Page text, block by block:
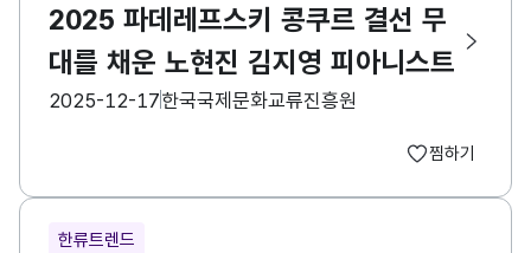
2025 파데레프스키 콩쿠르 결선 무
대를 채운 노현진 김지영 피아니스트
등록일
2025-12-17수집기관한국국제문화교류진흥원
찜하기
한류트렌드